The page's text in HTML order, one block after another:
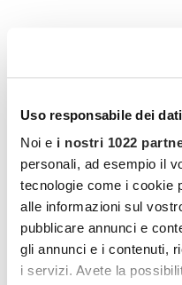
Uso responsabile dei dati
Noi e i nostri 1022
personali, ad esempio il
tecnologie come i cookie
alle informazioni sul
pubblicare annunci e
gli annunci e i contenuti,
i servizi. Avete la
E se invece venisse
espresso così, più
venisse preso sul
Se il regno della
si avverasse? Se
al mattino si
la bambola il revolver